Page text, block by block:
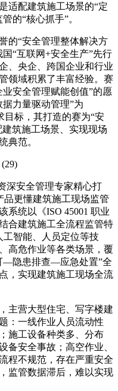
适配建筑施工场景的“定
的“核心抓手”。
的“安全管理整体解决方
“互联网+安全生产”先行
、央企、跨国企业和行业
领域积累了丰富经验。赛
安全管理赋能创值”的愿
力量驱动管理”为
目标，其打造的赛为“安
筑施工场景、实现现场
典范。
深安全管理专家精心打
品更懂建筑施工现场监管
系统以《ISO 45001 职业
合建筑施工全流程监管特
智能、人员定位等技
高危作业等各类场景，覆
隐患排查—应急处置”全
，实现建筑施工现场全流
主营大型住宅、写字楼建
：一线作业人员流动性
施工设备种类多、分布
备安全事故；高空作业、
程不规范，存在严重安全
监管数据滞后，难以实现